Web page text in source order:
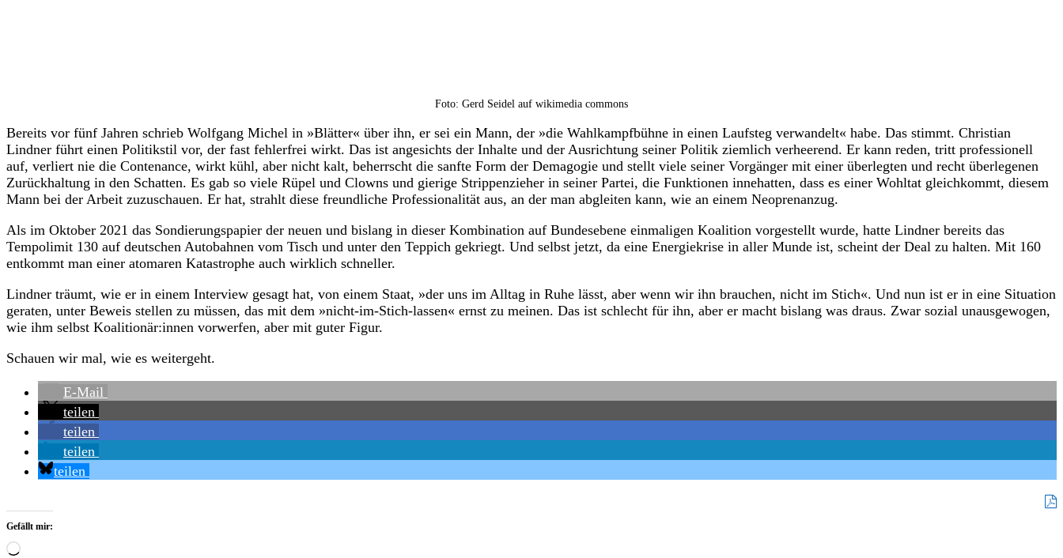
Foto: Gerd Seidel auf wikimedia commons
Bereits vor fünf Jahren schrieb Wolfgang Michel in »Blätter« über ihn, er sei ein Mann, der »die Wahlkampfbühne in einen Laufsteg verwandelt« habe. Das stimmt. Christian
Lindner führt einen Politikstil vor, der fast fehlerfrei wirkt. Das ist angesichts der Inhalte und der Ausrichtung seiner Politik ziemlich verheerend. Er kann reden, tritt professionell
auf, verliert nie die Contenance, wirkt kühl, aber nicht kalt, beherrscht die sanfte Form der Demagogie und stellt viele seiner Vorgänger mit einer überlegten und recht überlegenen
Zurückhaltung in den Schatten. Es gab so viele Rüpel und Clowns und gierige Strippenzieher in seiner Partei, die Funktionen innehatten, dass es einer Wohltat gleichkommt, diesem
Mann bei der Arbeit zuzuschauen. Er hat, strahlt diese freundliche Professionalität aus, an der man abgleiten kann, wie an einem Neoprenanzug.
Als im Oktober 2021 das Sondierungspapier der neuen und bislang in dieser Kombination auf Bundesebene einmaligen Koalition vorgestellt wurde, hatte Lindner bereits das
Tempolimit 130 auf deutschen Autobahnen vom Tisch und unter den Teppich gekriegt. Und selbst jetzt, da eine Energiekrise in aller Munde ist, scheint der Deal zu halten. Mit 160
entkommt man einer atomaren Katastrophe auch wirklich schneller.
Lindner träumt, wie er in einem Interview gesagt hat, von einem Staat, »der uns im Alltag in Ruhe lässt, aber wenn wir ihn brauchen, nicht im Stich«. Und nun ist er in eine Situation
geraten, unter Beweis stellen zu müssen, das mit dem »nicht-im-Stich-lassen« ernst zu meinen. Das ist schlecht für ihn, aber er macht bislang was draus. Zwar sozial unausgewogen,
wie ihm selbst Koalitionär:innen vorwerfen, aber mit guter Figur.
Schauen wir mal, wie es weitergeht.
E-Mail
teilen
teilen
teilen
teilen
Gefällt mir:
Wird